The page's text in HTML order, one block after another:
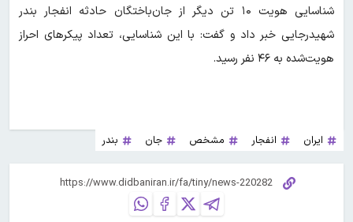
شناسایی هویت ۱۰ تن دیگر از جان‌باختگان حادثه انفجار بندر
شهیدرجایی خبر داد و گفت: با این شناسایی، تعداد پیکرهای احراز
هویت‌شده به ۴۶ نفر رسید.
ایران انفجار مشخص جان بندر